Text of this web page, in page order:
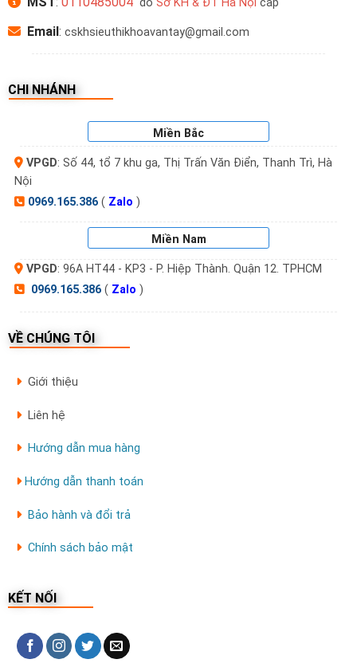
do Sở KH & ĐT Hà Nội cấp
Email : cskhsieuthikhoavantay@gmail.com
CHI NHÁNH
Miền Bắc
VPGD: Số 44, tổ 7 khu ga, Thị Trấn Văn Điển, Thanh Trì, Hà
Nội
0969.165.386( Zalo )
Miền Nam
VPGD: 96A HT44 - KP3 - P. Hiệp Thành. Quận 12. TPHCM
0969.165.386( Zalo )
VỀ CHÚNG TÔI
Giới thiệu
Liên hệ
Hướng dẫn mua hàng
Hướng dẫn thanh toán
Bảo hành và đổi trả
Chính sách bảo mật
KẾT NỐI